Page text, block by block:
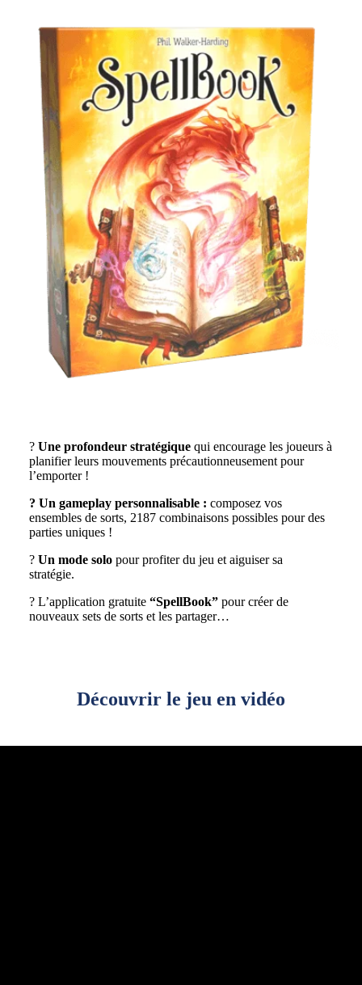
? Une profondeur stratégiquequi encourage les joueurs à
planifier leurs mouvements précautionneusement pour
l’emporter !
? Un gameplay personnalisable : composez vos
ensembles de sorts, 2187 combinaisons possibles pour des
parties uniques !
? Un mode solopour profiter du jeu et aiguiser sa
stratégie.
? L’application gratuite “SpellBook”pour créer de
nouveaux sets de sorts et les partager…
Découvrir le jeu en vidéo